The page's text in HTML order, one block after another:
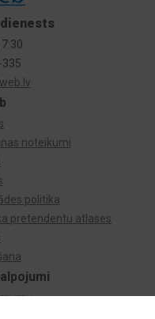
noteikumi
politika
pretendentu atlases